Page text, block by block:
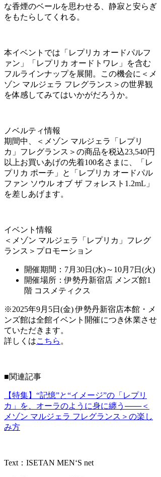
な香煙のベールを思わせる、静寂と安らぎ
をもたらしてくれる。
本イベントでは「レプリカ オードパルフ
ァン」「レプリカ オードトワレ」を含む
フルラインナップを展開。この機会に＜メ
ゾン マルジェラ フレグランス＞の世界観
を体感してみてはいかがだろうか。
ノベルティ情報
期間中、＜メゾン マルジェラ「レプリ
カ」フレグランス＞の商品を税込23,540円
以上お買いあげの先着100名さまに、「レ
プリカ ポーチ」と「レプリカ オードパル
ファン ソウル オブ ザ フォレスト1.2mL」
を差しあげます。
イベント情報
＜メゾン マルジェラ「レプリカ」フレグ
ランス＞プロモーション
開催期間：7月30日(水)～10月7日(火)
開催場所：伊勢丹新宿店 メンズ館1
階 コスメティクス
※2025年9月5日(金) 伊勢丹新宿店本館・メ
ンズ館は全館イベント開催につき休業させ
ていただきます。
詳しくはこちら 。
■関連記事
【特集】“記憶”と“イメージ”の「レプリ
カ」を、オーラのように身に纏う───＜
メゾン マルジェラ フレグランス＞の楽し
み方
Text：ISETAN MEN‘S net